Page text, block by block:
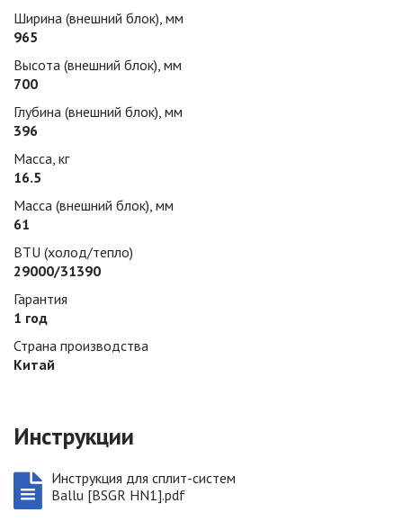
Ширина (внешний блок), мм
965
Высота (внешний блок), мм
700
Глубина (внешний блок), мм
396
Масса, кг
16.5
Масса (внешний блок), мм
61
BTU (холод/тепло)
29000/31390
Гарантия
1 год
Страна производства
Китай
Инструкции
Инструкция для сплит-систем
Ballu [BSGR HN1].pdf